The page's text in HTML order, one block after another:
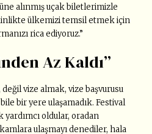
alınmış uçak biletlerimizle
ülkemizi temsil etmek için
rica ediyoruz.”
Az Kaldı”
vize almak, vize başvurusu
bir yere ulaşamadık. Festival
oldular, oradan
ulaşmayı denediler, hala